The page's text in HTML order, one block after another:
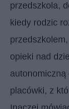
przedszkola,
kiedy rodzic
opieki nad
placówki, z